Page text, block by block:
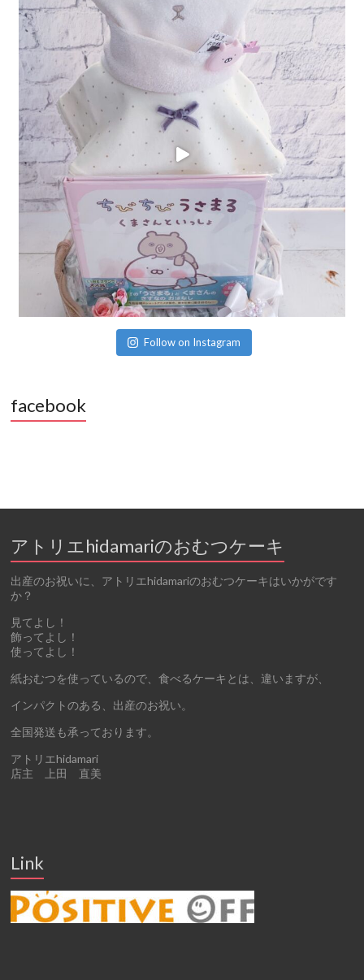
Follow on Instagram
facebook
アトリエhidamariのおむつケーキ
出産のお祝いに、アトリエhidamariのおむつケーキはいかがです
か？
見てよし！
飾ってよし！
使ってよし！
紙おむつを使っているので、食べるケーキとは、違いますが、
インパクトのある、出産のお祝い。
全国発送も承っております。
アトリエhidamari
店主 上田 直美
Link